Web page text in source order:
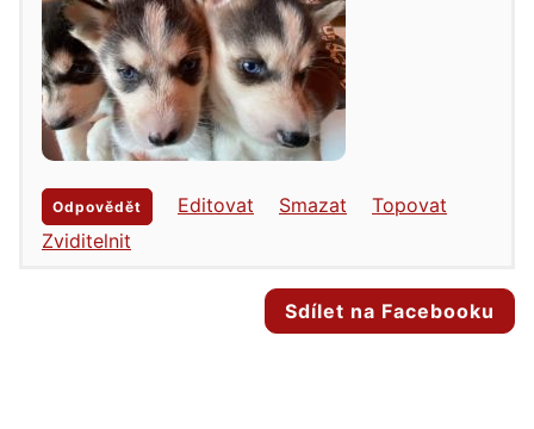
Odpovědět Editovat Smazat
Topovat
Zviditelnit
Sdílet na Facebooku